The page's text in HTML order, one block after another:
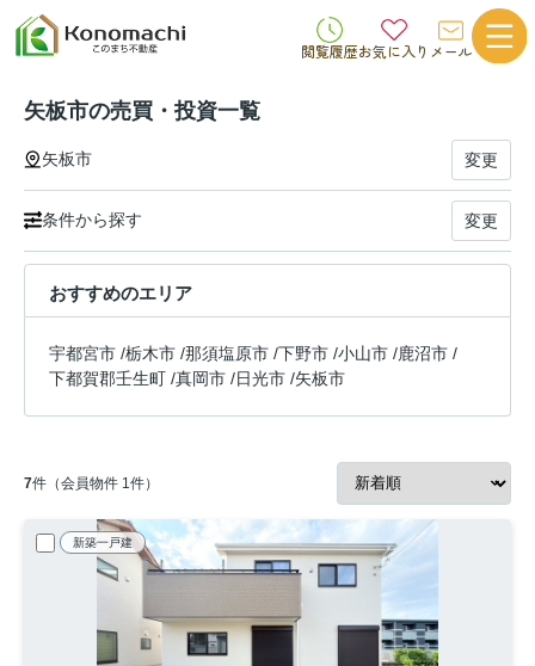
閲覧履歴お気に入り メール
矢板市の売買・投資一覧
矢板市 変更
条件から探す 変更
おすすめのエリア
宇都宮市 /栃木市 /那須塩原市 /下野市 /小山市 /鹿沼市 /
下都賀郡壬生町 /真岡市 /日光市 /矢板市
7件（会員物件 1件）
新築一戸建